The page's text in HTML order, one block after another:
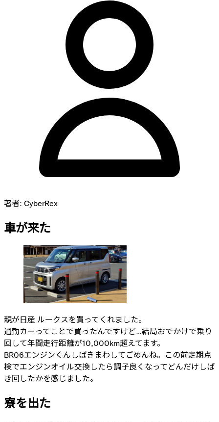
著者: CyberRex
車が来た
親が日産 ルークスを買ってくれました。
通勤カーってことで買ったんですけど…結局おでかけで乗り
回して年間走行距離が10,000km超えてます。
BR06エンジンくんしばきまわしてごめんね。この前定期点
検でエンジンオイル交換したら調子良くなってどんだけしば
き回したかを感じました。
寮を出た